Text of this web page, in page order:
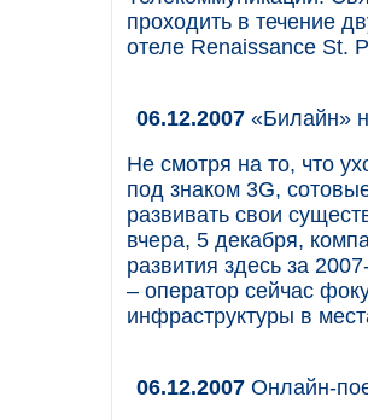
проходить в течение
отеле Renaissance St.
06.12.2007 «Билайн»
Не смотря на то, что
под знаком 3G,
развивать свои
вчера, 5 декабря,
развития здесь за
– оператор сейчас
инфраструктуры в
06.12.2007 Онлайн-